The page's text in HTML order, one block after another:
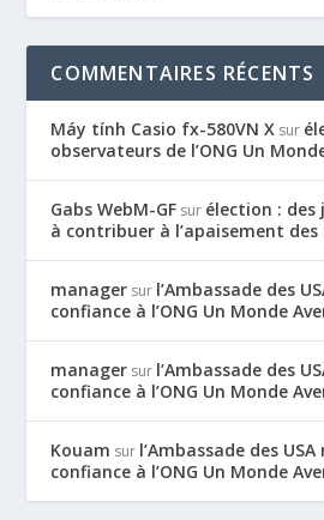
COMMENTAIRES RÉCENTS
Máy tính Casio fx-580VN X sur
observateurs de l’ONG Un
Gabs WebM-GF sur élection : des
à contribuer à l’apaisement
manager sur l’Ambassade des
confiance à l’ONG Un Monde
manager sur l’Ambassade des
confiance à l’ONG Un Monde
Kouam sur l’Ambassade des
confiance à l’ONG Un Monde